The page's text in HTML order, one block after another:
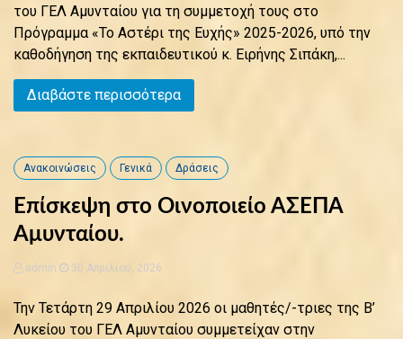
του ΓΕΛ Αμυνταίου για τη συμμετοχή τους στο
Πρόγραμμα «Το Αστέρι της Ευχής» 2025-2026, υπό την
καθοδήγηση της εκπαιδευτικού κ. Ειρήνης Σιπάκη,...
Διαβάστε περισσότερα
Ανακοινώσεις Γενικά Δράσεις
Επίσκεψη στο Οινοποιείο ΑΣΕΠΑ
Αμυνταίου.
admin 30 Απριλίου, 2026
Την Τετάρτη 29 Απριλίου 2026 οι μαθητές/-τριες της Β’
Λυκείου του ΓΕΛ Αμυνταίου συμμετείχαν στην